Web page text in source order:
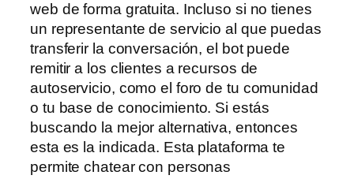
web de forma gratuita. Incluso si no tienes
un representante de servicio al que puedas
transferir la conversación, el bot puede
remitir a los clientes a recursos de
autoservicio, como el foro de tu comunidad
o tu base de conocimiento. Si estás
buscando la mejor alternativa, entonces
esta es la indicada. Esta plataforma te
permite chatear con personas